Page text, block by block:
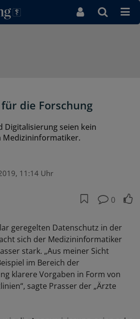
die Forschung
Digitalisierung seien kein
Medizininformatiker.
11:14 Uhr
0
geregelten Datenschutz in der
sich der Medizininformatiker
stark. „Aus meiner Sicht
im Bereich der
klarere Vorgaben in Form von
sagte Prasser der „Ärzte